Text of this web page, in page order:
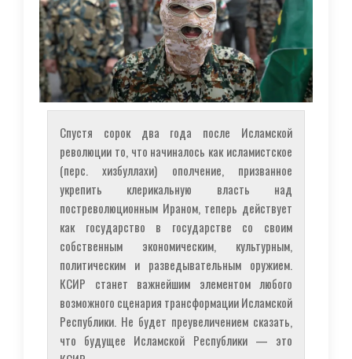
Спустя сорок два года после Исламской
революции то, что начиналось как исламистское
(перс.хизбуллахи) ополчение, призванное
укрепить клерикальную власть над
постреволюционным Ираном, теперь действует
как государство в государстве со своим
собственным экономическим, культурным,
политическим и разведывательным оружием.
КСИР станет важнейшим элементом любого
возможного сценария трансформации Исламской
Республики. Не будет преувеличением сказать,
что будущее Исламской Республики — это